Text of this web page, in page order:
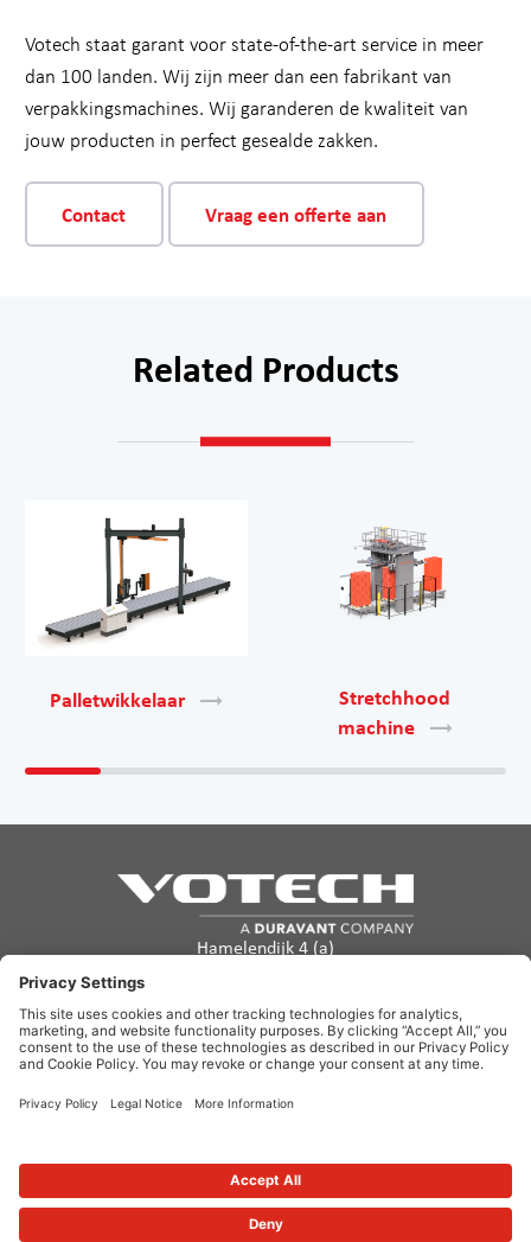
Votech staat garant voor state-of-the-art service in meer
dan 100 landen. Wij zijn meer dan een fabrikant van
verpakkingsmachines. Wij garanderen de kwaliteit van
jouw producten in perfect gesealde zakken.
Contact Vraag een offerte aan
Related Products
Palletwikkelaar
Stretchhood
machine
Hamelendijk 4 (a)
The Netherlands
info@votech.com
+31 13 820 0357
Privacy Policy Terms of useCookie Policy
Copyright ©2026. Votech. All rights reserved.